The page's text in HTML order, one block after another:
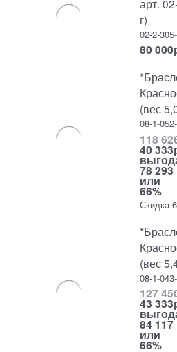
арт.
г)
02-2-
80 000
(вес
08-1-
118
40 333
78
или
66%
Скидка
(вес
08-1-
127
43 333
84
или
66%